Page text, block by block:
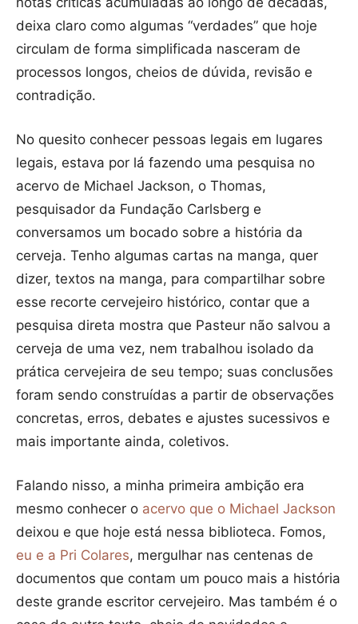
deixa claro como algumas “verdades” que hoje
circulam de forma simplificada nasceram de
processos longos, cheios de dúvida, revisão e
contradição.
No quesito conhecer pessoas legais em lugares
legais, estava por lá fazendo uma pesquisa no
acervo de Michael Jackson, o Thomas,
pesquisador da Fundação Carlsberg e
conversamos um bocado sobre a história da
cerveja. Tenho algumas cartas na manga, quer
dizer, textos na manga, para compartilhar sobre
esse recorte cervejeiro histórico, contar que a
pesquisa direta mostra que Pasteur não salvou a
cerveja de uma vez, nem trabalhou isolado da
prática cervejeira de seu tempo; suas conclusões
foram sendo construídas a partir de observações
concretas, erros, debates e ajustes sucessivos e
mais importante ainda, coletivos.
Falando nisso, a minha primeira ambição era
mesmo conhecer o acervo que o Michael Jackson
deixou e que hoje está nessa biblioteca. Fomos,
eu e a Pri Colares, mergulhar nas centenas de
documentos que contam um pouco mais a história
deste grande escritor cervejeiro. Mas também é o